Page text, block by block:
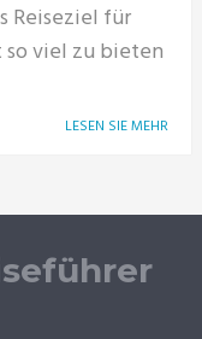
Reiseziel für
so viel zu bieten
LESEN SIE MEHR